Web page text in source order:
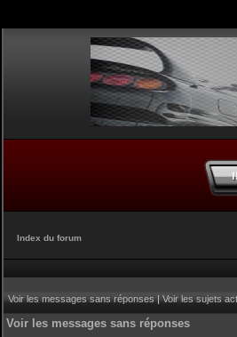
Index du forum
Voir les messages sans réponses|Voir les sujets
Voir les messages sans réponses